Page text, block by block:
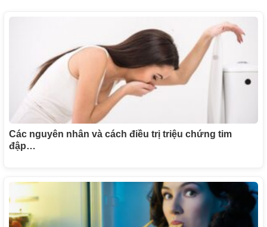
Các nguyên nhân và cách điều trị triệu chứng tim
đập…